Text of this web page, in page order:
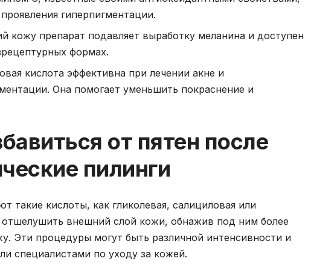
гиперпигментации.
кожу препарат подавляет выработку меланина и доступен
формах.
кислота эффективна при лечении акне и
Она помогает уменьшить покраснение и
от пятен после
пилинги
такие кислоты, как гликолевая, салициловая или
отшелушить внешний слой кожи, обнажив под ним более
Эти процедуры могут быть различной интенсивности и
специалистами по уходу за кожей.